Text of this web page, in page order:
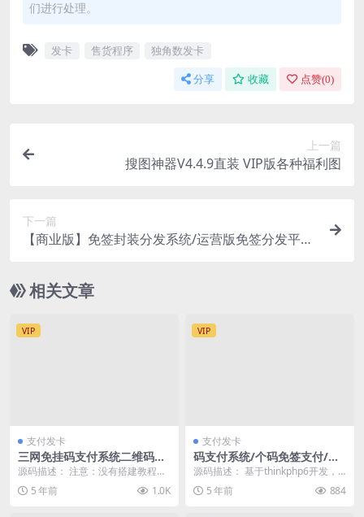
们进行处理。
发卡 售货程序 独角数发卡
分享 收藏 点赞(0)
上一篇
搜图神器V4.4.9直装 VIP版各种福利图
下一篇
【商业版】免签封装分发系统/运营版免签分发平台
相关文章
VIP
支付发卡
三网免挂码支付系统二维码收
款免签支付全开源1.2版本
源码描述： 注意：没有搭建教程，
注意：没有搭建教程，注意：没有
搭建教程 这个系统...
5 年前 1.0K
VIP
支付发卡
码支付系统/个码免签支付/支
付宝H5免输入金额/微信免签
约/APP监控
源码描述： 基于thinkphp6开发，
全新业务逻辑。多商户实时回调 A
PP监...5 年前 884